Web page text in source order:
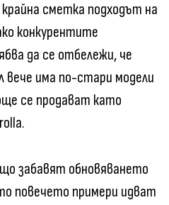
сметка подходът на
конкурентите
да се отбележи, че
вече има по-стари модели
се продават като
забавят обновяването
повечето примери идват